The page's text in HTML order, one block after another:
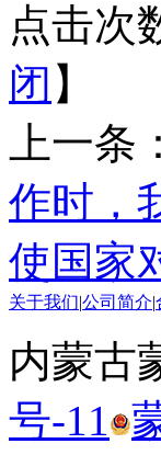
点击次
闭 】
上一条：
作时，
使国家
关于我们 公司简介
内蒙古
号-11